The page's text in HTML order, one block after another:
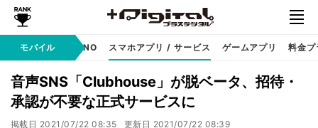
モバイル
携帯キャリア MVNO スマホアプリ / サービス ゲームアプリ 料金プ
音声SNS「Clubhouse」が脱ベータ、招待・
承認が不要な正式サービスに
掲載日 2021/07/22 08:35 更新日 2021/07/22 08:39